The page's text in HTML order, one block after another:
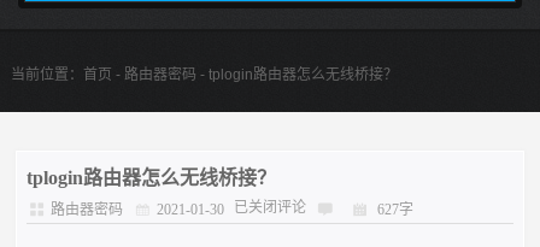
当前位置： 首页 - 路由器密码 - tplogin路由器怎么无线桥接？
tplogin路由器怎么无线桥接？
路由器密码 2021-01-30 已关闭评论 627字